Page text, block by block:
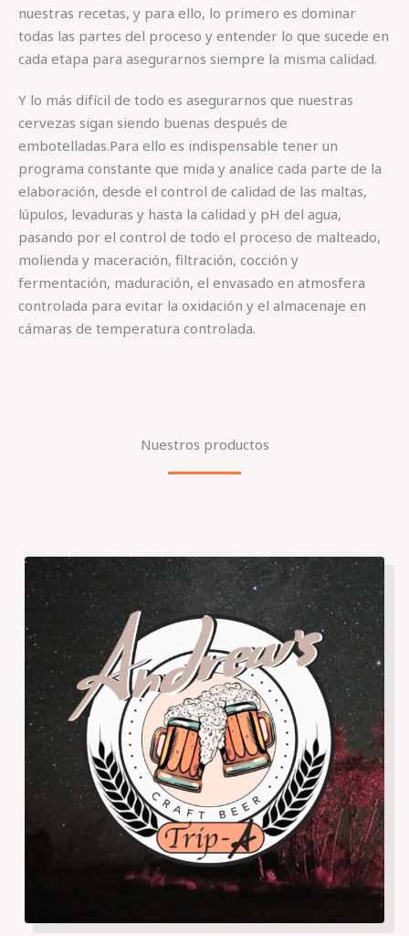
nuestras recetas, y para ello, lo primero es dominar
todas las partes del proceso y entender lo que sucede en
cada etapa para asegurarnos siempre la misma calidad.
Y lo más difícil de todo es asegurarnos que nuestras
cervezas sigan siendo buenas después de
embotelladas.Para ello es indispensable tener un
programa constante que mida y analice cada parte de la
elaboración, desde el control de calidad de las maltas,
lúpulos, levaduras y hasta la calidad y pH del agua,
pasando por el control de todo el proceso de malteado,
molienda y maceración, filtración, cocción y
fermentación, maduración, el envasado en atmosfera
controlada para evitar la oxidación y el almacenaje en
cámaras de temperatura controlada.
Nuestros productos